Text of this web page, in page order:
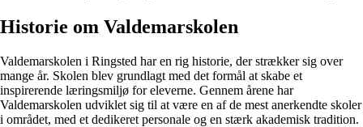
Historie om Valdemarskolen
Valdemarskolen i Ringsted har en rig historie, der strækker sig over
mange år. Skolen blev grundlagt med det formål at skabe et
inspirerende læringsmiljø for eleverne. Gennem årene har
Valdemarskolen udviklet sig til at være en af de mest anerkendte skoler
i området, med et dedikeret personale og en stærk akademisk tradition.